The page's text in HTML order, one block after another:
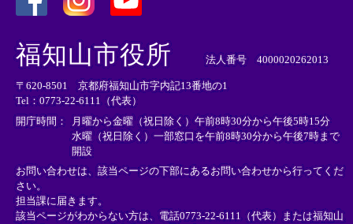
外
部
リ
ン
ク
＞
外
リ
ン
ク
＞
外
部
ン
ク
＞
福知山市役所 法人番号 4000020262013
〒620-8501 京都府福知山市字内記13番地の1
Tel：0773-22-6111（代表）
開庁時間： 月曜から金曜（祝日除く）午前8時30分から午後5時15分
水曜（祝日除く）一部窓口を午前8時30分から午後7時まで
開設
お問い合わせは、該当ページの下部にあるお問い合わせから行ってくだ
さい。
担当課に届きます。
該当ページがわからない方は、電話0773-22-6111（代表）または福知山